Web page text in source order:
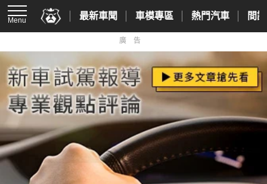
Menu 最新車聞 車模專區 熱門汽車 間
廣告